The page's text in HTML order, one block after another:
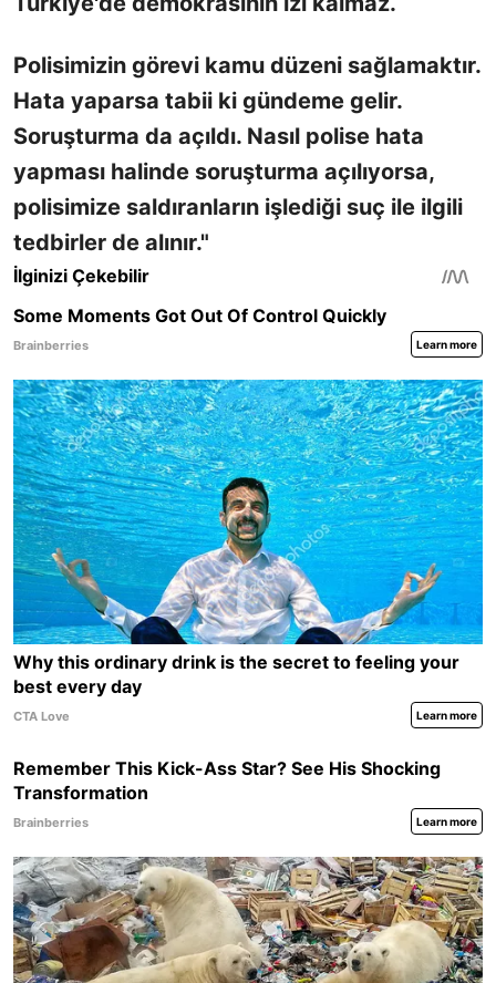
Polisimizin görevi kamu düzeni sağlamaktır.
Hata yaparsa tabii ki gündeme gelir.
Soruşturma da açıldı. Nasıl polise hata
yapması halinde soruşturma açılıyorsa,
polisimize saldıranların işlediği suç ile ilgili
tedbirler de alınır."